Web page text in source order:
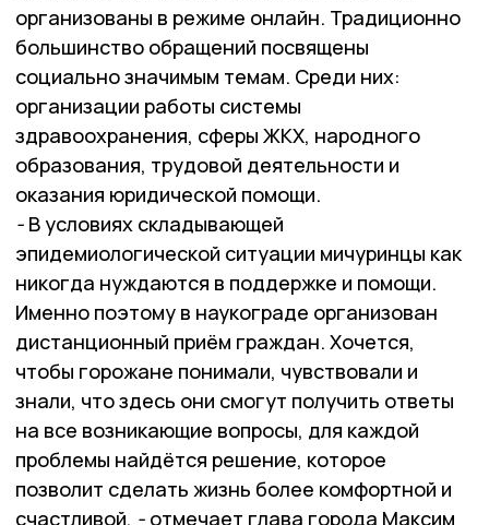
организованы в режиме онлайн. Традиционно
большинство обращений посвящены
социально значимым темам. Среди них:
организации работы системы
здравоохранения, сферы ЖКХ, народного
образования, трудовой деятельности и
оказания юридической помощи.
- В условиях складывающей
эпидемиологической ситуации мичуринцы как
никогда нуждаются в поддержке и помощи.
Именно поэтому в наукограде организован
дистанционный приём граждан. Хочется,
чтобы горожане понимали, чувствовали и
знали, что здесь они смогут получить ответы
на все возникающие вопросы, для каждой
проблемы найдётся решение, которое
позволит сделать жизнь более комфортной и
счастливой, - отмечает глава города Максим